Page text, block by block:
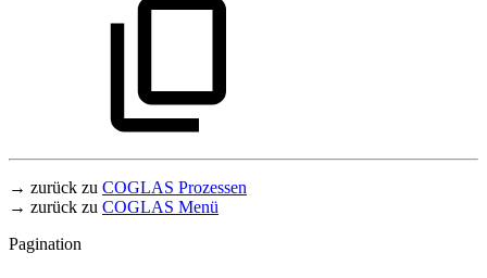
→ zurück zu COGLAS Prozessen
→ zurück zu COGLAS Menü
Pagination